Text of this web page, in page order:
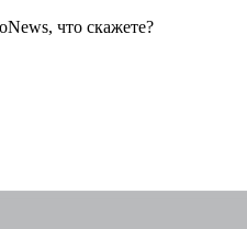
что скажете?